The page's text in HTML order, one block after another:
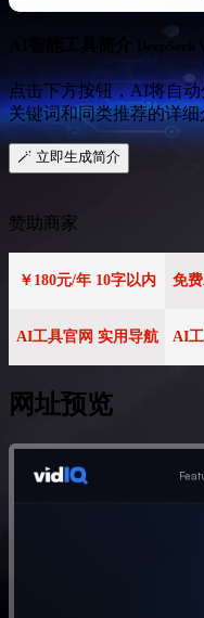
AI智能工具简介
点击下方按钮，AI将自
关键词和同类推荐的详细
🪄 立即生成简介
赞助商家
￥180元/年 10字以内 免
AI工具官网 实用导航 AI
网址预览